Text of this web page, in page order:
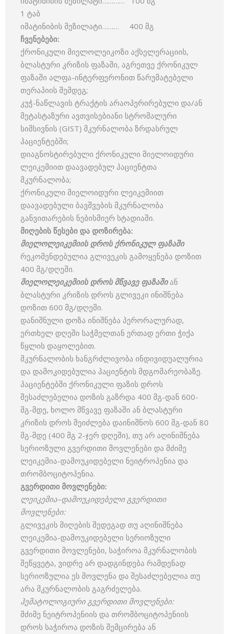
1 ტაბ
იმატინიბის მეზილატი……… 400 მგ
ჩვენებები:
ქრონიკული მიელოლეიკოზი აქსელერაციის,
ბლასტური კრიზის ფაზაში, აგრეთვე ქრონიკულ
ფაზაში ალფა-ინტერფერონით წარუმატებელი
თერაპიის შემდეგ;
კუჭ-ნაწლავის ტრაქტის არაოპერირებული და/ან
მეტასტაზური ავთვისებიანი სტრომალური
სიმსივნის (GIST) მკურნალობა ზრდასრულ
პაციენტებში;
დიაგნოსტირებული ქრონიკული მიელოიდური
ლეიკემიით დაავადებულ პაციენტთა
მკურნალობა;
ქრონიკული მიელოიდური ლეიკემიით
დაავადებული ბავშვების მკურნალობა
განვითარების ნებისმიერ სტადიაში.
მიღების წესები და დოზირება:
მიელოლეიკემიის დროს ქრონიკულ ფაზაში
რეკომენდებულია გლივეკის გამოყენება დოზით
400 მგ/დღეში.
მიელოლეიკემიის დროს მწვავე ფაზაშიან
ბლასტური კრიზის დროს გლივეკი ინიშნება
დოზით 600 მგ/დღეში.
დანიშნული დოზა ინიშნება პერორალურად,
ერთხელ დღეში საჭმელთან ერთად ერთი ჭიქა
წყლის დაყოლებით.
მკურნალობის ხანგრძლივობა ინდივიდუალურია
და დამოკიდებულია პაციენტის მდგომარეობაზე.
პაციენტებში ქრონიკული ფაზის დროს
შესაძლებელია დოზის გაზრდა 400 მგ-დან 600-
მგ-მდე, ხოლო მწვავე ფაზაში ან ბლასტური
კრიზის დროს შეიძლება დაინიშნოს 600 მგ-დან 80
მგ-მდე (400 მგ 2-ჯერ დღეში), თუ არ აღინიშნება
სერიოზული გვერდითი მოვლენები და მძიმე
ლეიკემია-დამოუკიდებელი ნეიტროპენია და
თრომბოციტოპენია.
გვერდითი მოვლენები:
ლეიკემია–დამოუკიდებელი გვერდითი
მოვლენები:
გლივეკის მიღების შედეგად თუ აღინიშნება
ლეიკემია-დამოუკიდებელი სერიოზული
გვერდითი მოვლენები, საჭიროა მკურნალობის
შეწყვეტა, ვიდრე არ დადგინდება რამდენად
სერიოზულია ეს მოვლენა და შესაძლებელია თუ
არა მკურნალობის გაგრძელება.
ჰემატოლოგიური გვერდითი მოვლენები:
მძიმე ნეიტროპენიის და თრომბოციტოპენიის
დროს საჭიროა დოზის შემცირება ან